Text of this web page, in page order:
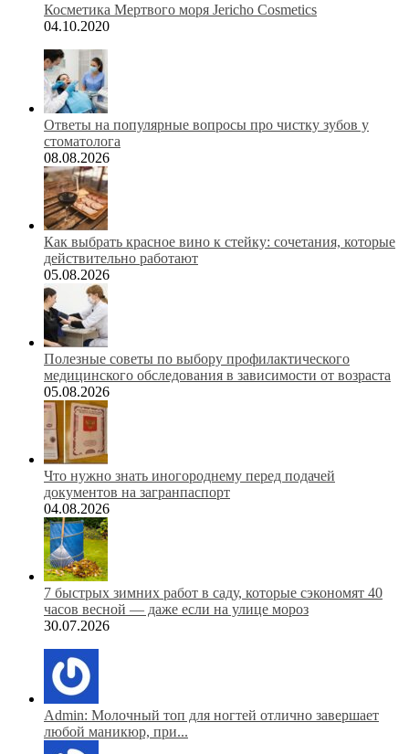
Косметика Мертвого моря Jericho Cosmetics
04.10.2020
Ответы на популярные вопросы про чистку зубов у
стоматолога
08.08.2026
Как выбрать красное вино к стейку: сочетания, которые
действительно работают
05.08.2026
Полезные советы по выбору профилактического
медицинского обследования в зависимости от возраста
05.08.2026
Что нужно знать иногороднему перед подачей
документов на загранпаспорт
04.08.2026
7 быстрых зимних работ в саду, которые сэкономят 40
часов весной — даже если на улице мороз
30.07.2026
Admin: Молочный топ для ногтей отлично завершает
любой маникюр, при...